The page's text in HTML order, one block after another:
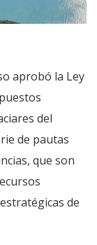
aprobó la Ley
del
de pautas
que son
de